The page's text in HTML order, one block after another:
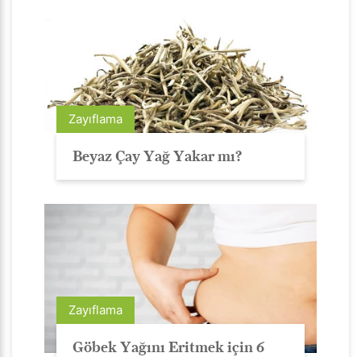
Zayıflama
Beyaz Çay Yağ Yakar mı?
Zayıflama
Göbek Yağını Eritmek için 6